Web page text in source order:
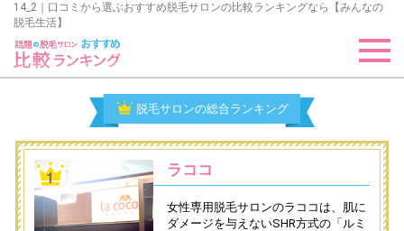
14_2｜口コミから選ぶおすすめ脱毛サロンの比較ランキングなら【みんなの
脱毛生活】
脱毛サロンの総合ランキング
ラココ
女性専用脱毛サロンのラココは、肌に
ダメージを与えないSHR方式の「ルミ